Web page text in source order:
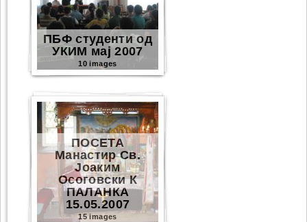
ПБФ студенти од
УКИМ мај 2007
10 images
ПОСЕТА
Манастир Св.
Јоаким
Осоговски К
ПАЛАНКА
15.05.2007
15 images